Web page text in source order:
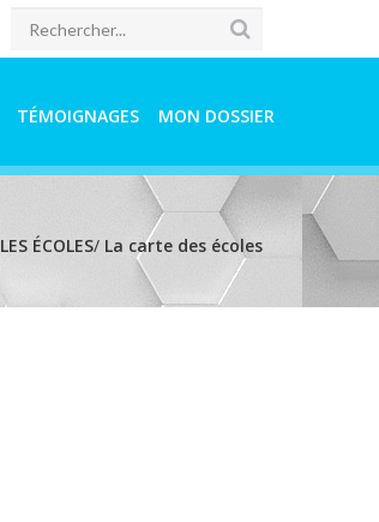
TÉMOIGNAGES MON DOSSIER
LES ÉCOLES/ La carte des écoles